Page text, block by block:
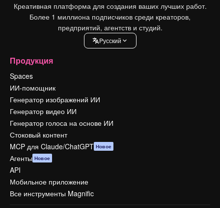
Креативная платформа для создания ваших лучших работ.
Более 1 миллиона подписчиков среди креаторов,
предприятий, агентств и студий.
Pусский
Продукция
Spaces
ИИ-помощник
Генератор изображений ИИ
Генератор видео ИИ
Генератор голоса на основе ИИ
Стоковый контент
MCP для Claude/ChatGPT Новое
Агенты Новое
API
Мобильное приложение
Все инструменты Magnific